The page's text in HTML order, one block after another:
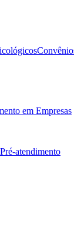
em Empresas
Pré-atendimento